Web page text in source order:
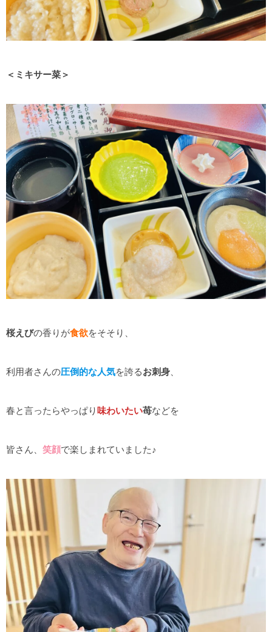
＜ミキサー菜＞
桜えびの香りが食欲をそそり、
利用者さんの圧倒的な人気を誇るお刺身
春と言ったらやっぱり 味わいたい苺などを
皆さん、 笑顔で楽しまれていました♪